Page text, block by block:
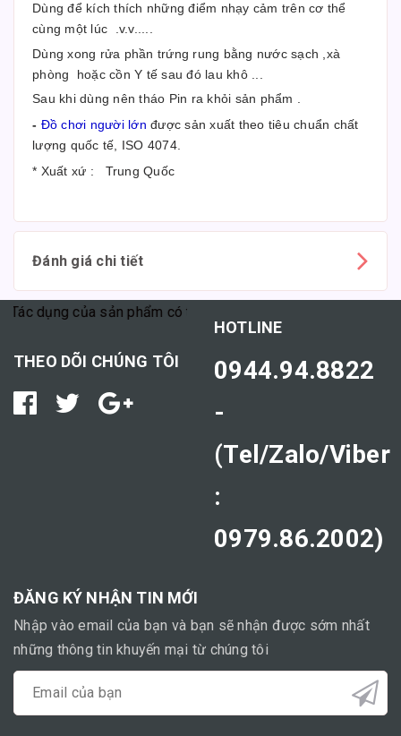
Dùng để kích thích những điểm nhạy cảm trên cơ thể
cùng một lúc .v.v.....
Dùng xong rửa phần trứng rung bằng nước sạch ,xà
phòng hoặc cồn Y tế sau đó lau khô ...
Sau khi dùng nên tháo Pin ra khỏi sản phẩm .
- Đồ chơi người lớn được sản xuất theo tiêu chuẩn chất
lượng quốc tế, ISO 4074.
* Xuất xứ : Trung Quốc
Đánh giá chi tiết
dụng của sản phẩm có thể tùy thuộc vào cơ địa mỗi người."
THEO DÕI CHÚNG TÔI
HOTLINE
0944.94.8822
-
(Tel/Zalo/Viber
:
0979.86.2002)
ĐĂNG KÝ NHẬN TIN MỚI
Nhập vào email của bạn và bạn sẽ nhận được sớm nhất
những thông tin khuyến mại từ chúng tôi